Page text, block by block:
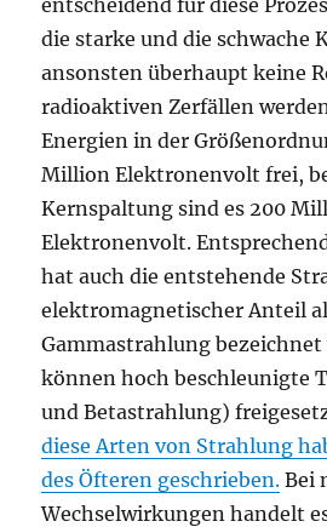
die starke und die schwache
ansonsten überhaupt keine
radioaktiven Zerfällen
Energien in der
Million Elektronenvolt frei,
Kernspaltung sind es 200
Elektronenvolt.
hat auch die entstehende
elektromagnetischer Anteil
Gammastrahlung bezeichnet
können hoch beschleunigte
und Betastrahlung)
diese Arten von Strahlung
des Öfteren geschrieben. Bei
Wechselwirkungen handelt